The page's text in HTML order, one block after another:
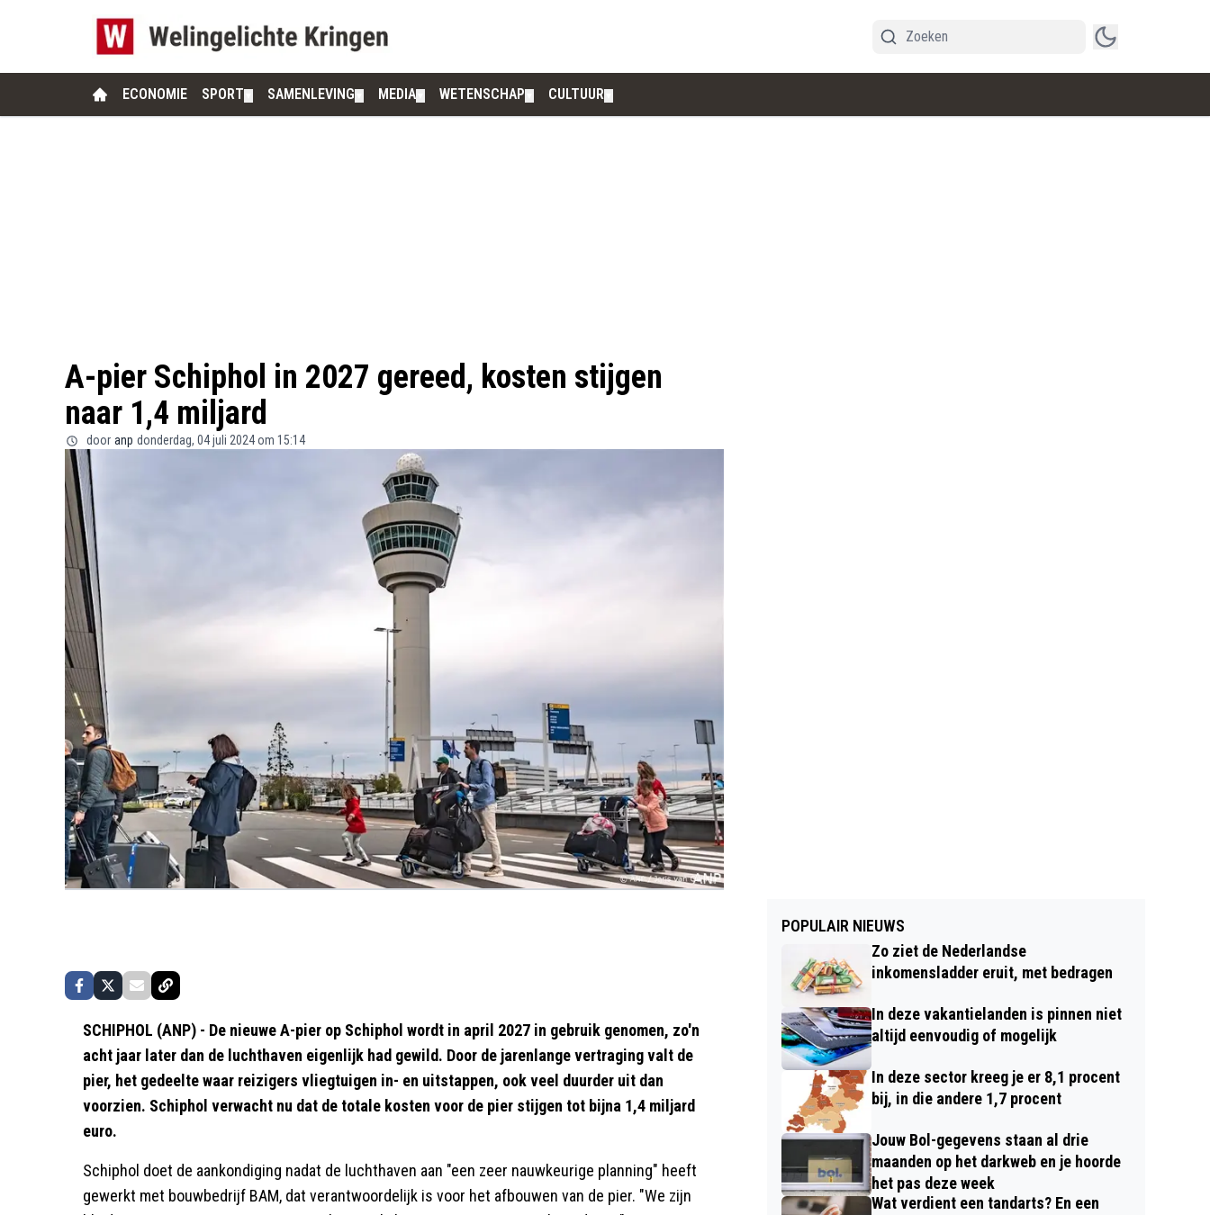
ECONOMIE SPORT SAMENLEVING MEDIA WETENSCHAP CULTUUR
A-pier Schiphol in 2027 gereed, kosten stijgen
naar 1,4 miljard
door anp donderdag, 04 juli 2024 om 15:14
SCHIPHOL (ANP) - De nieuwe A-pier op Schiphol wordt in april 2027 in gebruik genomen, zo'n
acht jaar later dan de luchthaven eigenlijk had gewild. Door de jarenlange vertraging valt de
pier, het gedeelte waar reizigers vliegtuigen in- en uitstappen, ook veel duurder uit dan
voorzien. Schiphol verwacht nu dat de totale kosten voor de pier stijgen tot bijna 1,4 miljard
euro.
Schiphol doet de aankondiging nadat de luchthaven aan "een zeer nauwkeurige planning" heeft
gewerkt met bouwbedrijf BAM, dat verantwoordelijk is voor het afbouwen van de pier. "We zijn
POPULAIR NIEUWS
Zo ziet de Nederlandse
inkomensladder eruit, met bedragen
In deze vakantielanden is pinnen niet
altijd eenvoudig of mogelijk
In deze sector kreeg je er 8,1 procent
bij, in die andere 1,7 procent
Jouw Bol-gegevens staan al drie
maanden op het darkweb en je hoorde
het pas deze week
Wat verdient een tandarts? En een